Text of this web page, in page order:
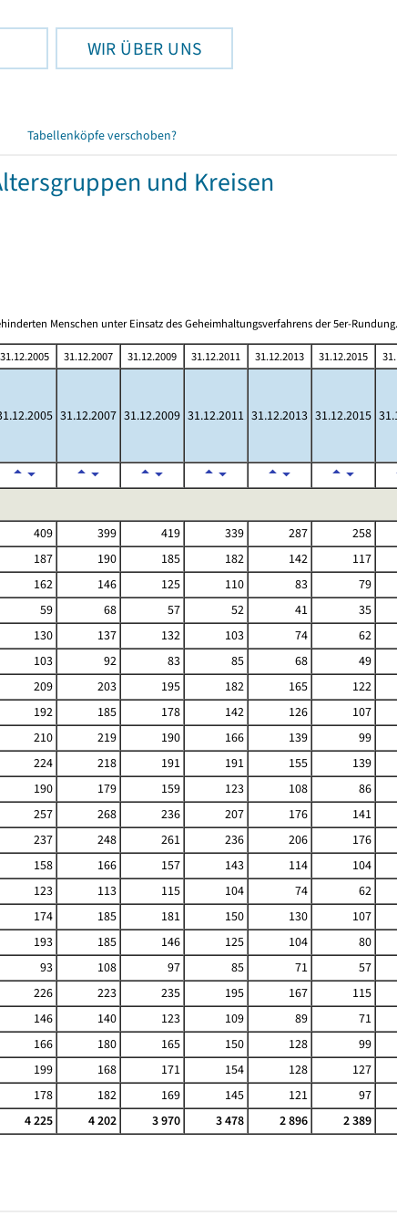
WIR ÜBER UNS
Tabellenköpfe verschoben?
und Kreisen
Menschen unter Einsatz des Geheimhaltungsverfahrens der 5er-Rundung.
31.12.2005 31.12.2007 31.12.2009 31.12.2011 31.12.2013 31.12.2015
31.12.2007 31.12.2009 31.12.2011 31.12.2013 31.12.2015
409 399 419 339 287
258
187 190 185 182 142
117
162 146 125 110 83
79
59 68 57 52 41
35
130 137 132 103 74
62
103 92 83 85 68
49
209 203 195 182 165
122
192 185 178 142 126
107
210 219 190 166 139
99
224 218 191 191 155
139
190 179 159 123 108
86
257 268 236 207 176
141
237 248 261 236 206
176
158 166 157 143 114
104
123 113 115 104 74
62
174 185 181 150 130
107
193 185 146 125 104
80
93 108 97 85 71
57
226 223 235 195 167
115
146 140 123 109 89
71
166 180 165 150 128
99
199 168 171 154 128
127
178 182 169 145 121
97
4 225 4 202 3 970 3 478 2 896 2 389